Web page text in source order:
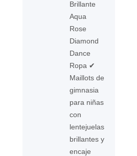
Brillante
Aqua
Rose
Diamond
Dance
Ropa ✔
Maillots de
gimnasia
para niñas
con
lentejuelas
brillantes y
encaje